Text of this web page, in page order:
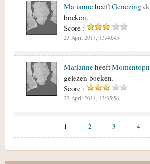
Marianne heeft Genezing
boeken.
Score :
23 April 2018, 13:40:45
Marianne heeft
gelezen boeken.
Score :
23 April 2018, 13:35:56
1 2 3 4